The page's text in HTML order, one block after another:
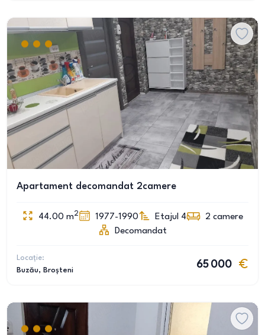
Apartament decomandat 2camere
44.00 m2 1977-1990 Etajul 4 2 camere
Decomandat
Locație:
Buzău, Broșteni
65 000